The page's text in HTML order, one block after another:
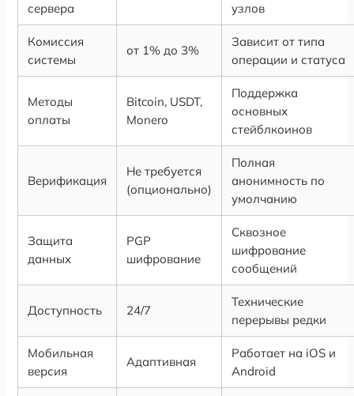
сервера
узлов
Комиссия
системы
от 1% до 3%
Зависит от типа
операции и статуса
Методы
оплаты
Bitcoin, USDT,
Monero
Поддержка
основных
стейблкоинов
Верификация
Не требуется
(опционально)
Полная
анонимность по
умолчанию
Защита
данных
PGP
шифрование
Сквозное
шифрование
сообщений
Доступность 24/7
Технические
перерывы редки
Мобильная
версия
Адаптивная
Работает на iOS и
Android